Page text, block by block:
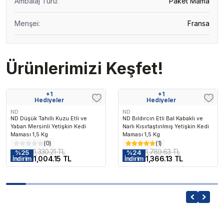
Menşei: Fransa
Ürünlerimizi Keşfet!
+1
Hediyeler
ND
ND Düşük Tahıllı Kuzu Etli ve
Yaban Mersinli Yetişkin Kedi
Maması 1,5 Kg
(0)
%25
İndirim
1,330.21 TL
1,004.15 TL
+1
Hediyeler
ND
ND Bıldırcın Etli Bal Kabaklı ve
Narlı Kısırlaştırılmış Yetişkin Kedi
Maması 1,5 Kg
(1)
%24
İndirim
1,789.63 TL
1,366.13 TL